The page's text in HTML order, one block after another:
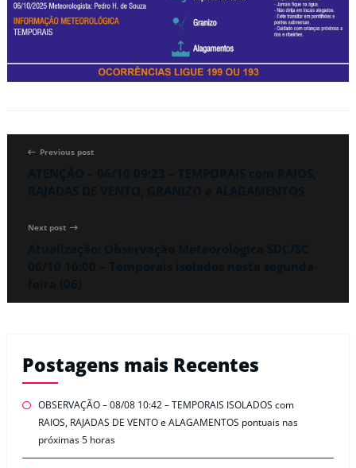
Previous post
Next post
Postagens mais Recentes
OBSERVAÇÃO – 08/08 10:42 – TEMPORAIS ISOLADOS com
RAIOS, RAJADAS DE VENTO e ALAGAMENTOS pontuais nas
próximas 5 horas